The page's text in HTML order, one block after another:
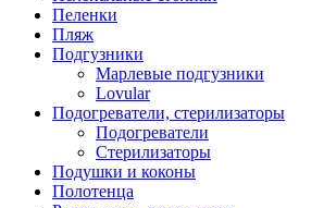
Пеленки
Пляж
Подгузники
Марлевые подгузники
Lovular
Подогреватели, стерилизаторы
Подогреватели
Стерилизаторы
Подушки и коконы
Полотенца